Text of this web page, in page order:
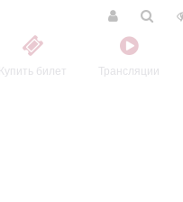
Купить билет Трансляции